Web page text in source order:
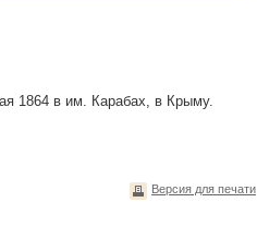
1864 в им. Карабах, в Крыму.
Версия для печати